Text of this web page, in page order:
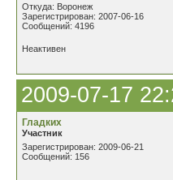
Откуда: Воронеж
Зарегистрирован: 2007-06-16
Сообщений: 4196
Неактивен
2009-07-17
Гладких
Участник
Зарегистрирован: 2009-06-21
Сообщений: 156